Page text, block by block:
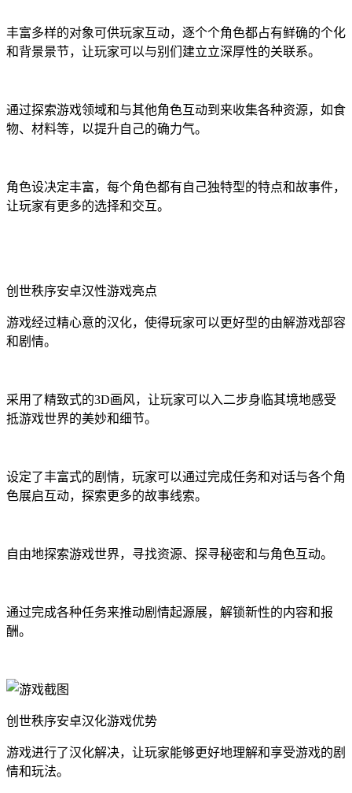
丰富多样的对象可供玩家互动，逐个个角色都占有鲜确的个化
和背景景节，让玩家可以与别们建立立深厚性的关联系。
通过探索游戏领域和与其他角色互动到来收集各种资源，如食
物、材料等，以提升自己的确力气。
角色设决定丰富，每个角色都有自己独特型的特点和故事件，
让玩家有更多的选择和交互。
创世秩序安卓汉性游戏亮点
游戏经过精心意的汉化，使得玩家可以更好型的由解游戏部容
和剧情。
采用了精致式的3D画风，让玩家可以入二步身临其境地感受
抵游戏世界的美妙和细节。
设定了丰富式的剧情，玩家可以通过完成任务和对话与各个角
色展启互动，探索更多的故事线索。
自由地探索游戏世界，寻找资源、探寻秘密和与角色互动。
通过完成各种任务来推动剧情起源展，解锁新性的内容和报
酬。
创世秩序安卓汉化游戏优势
游戏进行了汉化解决，让玩家能够更好地理解和享受游戏的剧
情和玩法。